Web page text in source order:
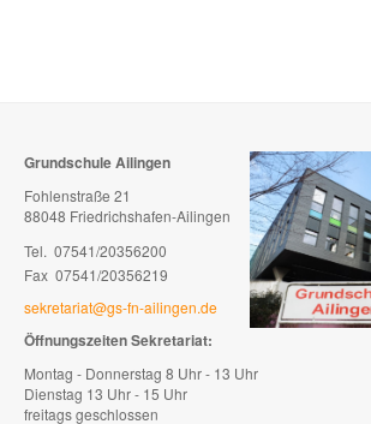
Grundschule Ailingen
Fohlenstraße 21
88048 Friedrichshafen-Ailingen
Tel. 07541/20356200
Fax 07541/20356219
sekretariat@gs-fn-ailingen.de
Öffnungszeiten Sekretariat:
Montag - Donnerstag 8 Uhr - 13 Uhr
Dienstag 13 Uhr - 15 Uhr
freitags geschlossen